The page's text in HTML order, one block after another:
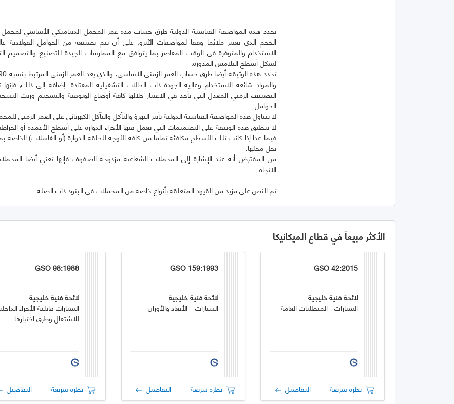
تحدد هذه المواصفة القياسية الدولية طرق حساب مدة عمر المحمل الديناميكي الأساسي
الحجم الذي يعتبر ملائما وفقا لمواصفات الآيزو, على أن يتم تصنيعه من الحوامل الفولاذية
الاستخدام والمتوفرة في الوقت المعاصر بما يتوافق مع الممارسات الجيدة للتصنيع والتصميم
والمواد شائعة الاستخدام وعالية الجودة ذات الحالات التشغيلية المعتادة. إضافة إلى ذلك,
التصنيف الزمني المعدل التي تأخذ في الاعتبار خلالها كافة أوضاع الوثوقية والتشحيم وزيت
لا تنطبق هذه الوثيقة على التصميمات التي تعمل فيها الأجزاء الدوارة على أسطح الأعمدة أو
فيما عدا إذا كانت تلك الأسطح مكافئة تماما من كافة الأوجه للحلقة الدوارة (أو الغاسلات) الخاصة
من المفترض أنه عند الإشارة إلى المحملات الشعاعية مزدوجة الصفوف فإنها تعني أيضا
تم النص على مزيد من القيود المتعلقة بأنواع خاصة من المحملات في البنود ذات الصلة.
الأكثر مبيعاً في قطاع الميكانيكا
GSO 42:2015
لائحة فنية خليجية
السيارات - المتطلبات العامة
نظرة سريعة التفاصيل
GSO 159:1993
لائحة فنية خليجية
السيارات – الأبعاد والأوزان
نظرة سريعة التفاصيل
GSO 98:1988
لائحة فنية خليجية
السيارات قابلية الأجزاء
للاشتعال وطرق اختبارها
نظرة سريعة التفاصيل